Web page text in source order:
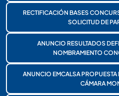
RECTIFICACIÓN BASES
SOLICITUD DE
ANUNCIO RESULTADOS
NOMBRAMIENTO
ANUNCIO EMCALSA PROPUESTA
CÁMARA